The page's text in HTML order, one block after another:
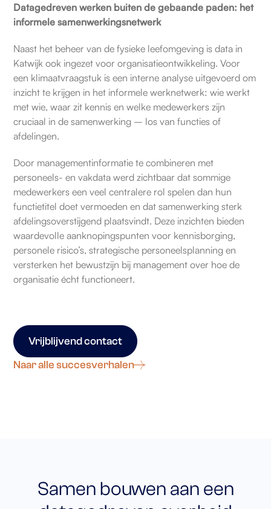
Datagedreven werken buiten de gebaande paden: het
informele samenwerkingsnetwerk
Naast het beheer van de fysieke leefomgeving is data in
Katwijk ook ingezet voor organisatieontwikkeling. Voor
een klimaatvraagstuk is een interne analyse uitgevoerd om
inzicht te krijgen in het informele werknetwerk: wie werkt
met wie, waar zit kennis en welke medewerkers zijn
cruciaal in de samenwerking – los van functies of
afdelingen.
Door managementinformatie te combineren met
personeels- en vakdata werd zichtbaar dat sommige
medewerkers een veel centralere rol spelen dan hun
functietitel doet vermoeden en dat samenwerking sterk
afdelingsoverstijgend plaatsvindt. Deze inzichten bieden
waardevolle aanknopingspunten voor kennisborging,
personele risico’s, strategische personeelsplanning en
versterken het bewustzijn bij management over hoe de
organisatie écht functioneert.
Vrijblijvend contact
Naar alle succesverhalen
Samen bouwen aan een